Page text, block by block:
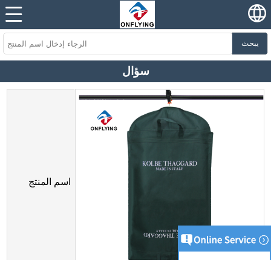
يبحث
سؤال
اسم المنتج